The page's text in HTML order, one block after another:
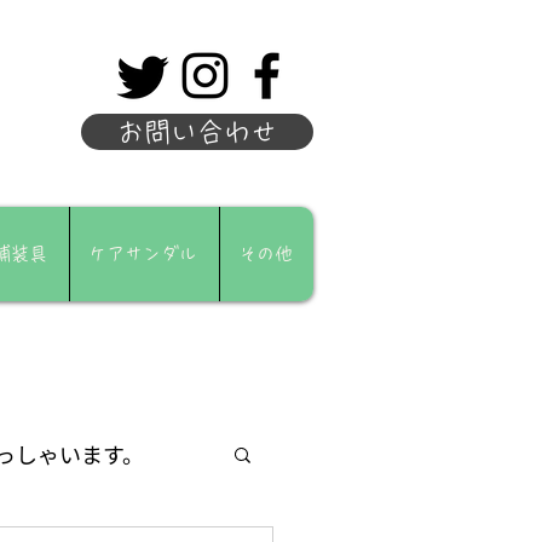
お問い合わせ
装具 ケアサンダル その他
ゃいます。